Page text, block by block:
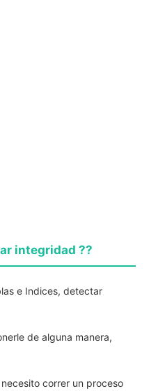
integridad ??
e Indices, detectar
de alguna manera,
necesito correr un proceso